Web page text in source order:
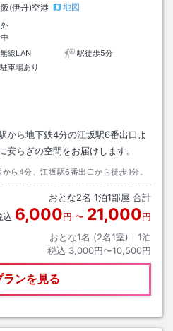
(伊丹)空港
地図
無線LAN
駅徒歩5分
駐車場あり
から地下鉄4分の江坂駅6番出口よ
安らぎの空間をお届けします。
ら4分、江坂駅6番出口から徒歩1分。
おとな2名 1泊1部屋 合計
込 6,000円 〜 21,000円
おとな1名 (2名1室)｜ 1泊
税込 3,000円〜10,500円
ランを見る